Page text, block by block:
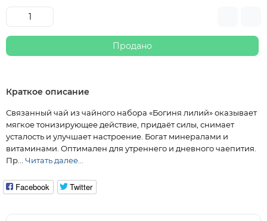
Продано
Краткое описание
Связанный чай из чайного набора «Богиня лилий» оказывает
мягкое тонизирующее действие, придаёт силы, снимает
усталость и улучшает настроение. Богат минералами и
витаминами. Оптимален для утреннего и дневного чаепития.
Пр... Читать далее...
Facebook Twitter